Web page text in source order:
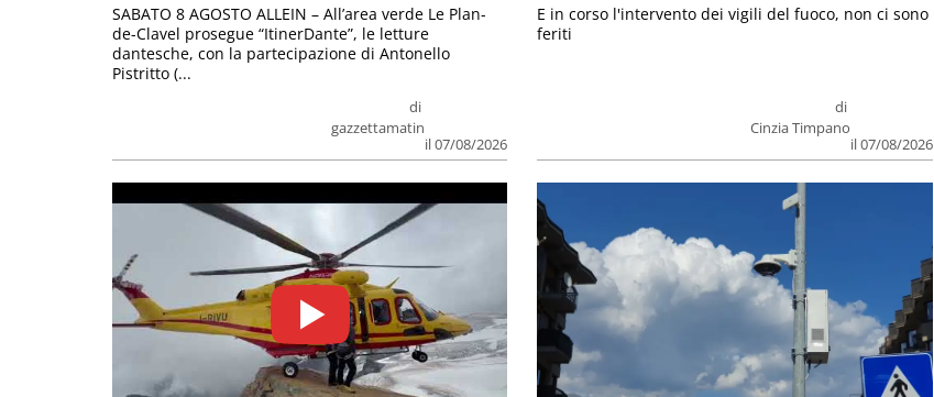
di
gazzettamatin
il 07/08/2026
SABATO 8 AGOSTO ALLEIN – All’area verde Le Plan-
de-Clavel prosegue “ItinerDante”, le letture
dantesche, con la partecipazione di Antonello
Pistritto (...
di
Cinzia Timpano
il 07/08/2026
E in corso l'intervento dei vigili del fuoco, non ci sono
feriti